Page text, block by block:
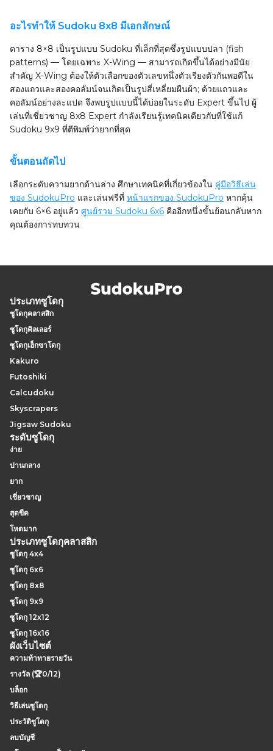
อะไรทำให้ Sudoku 8x8 มีเอกลักษณ์
ตาราง 8×8 เป็นรูปแบบ Sudoku ที่เล็กที่สุดซึ่งรูปแบบปลา (fish
patterns) — โดยเฉพาะ X-Wing — สามารถเกิดขึ้นได้อย่างมีนัย
สำคัญ X-Wing ต้องให้ตัวเลือกของตัวเลขหนึ่งตัวเรียงตัวกันพอดีใน
สองแถวและสองคอลัมน์จนเกิดเป็นรูปสี่เหลี่ยมผืนผ้า; ด้วยแถวและ
คอลัมน์อย่างละแปด จึงพบรูปแบบนี้ได้บ่อยในระดับ Expert ขึ้นไป ผู้
เล่นที่เชี่ยวชาญ 8x8 Expert กำลังเรียนรู้เทคนิคเดียวกับที่ใช้แก้
Sudoku 9x9 ที่ตีพิมพ์ว่ายากที่สุด
ขั้นตอนถัดไป
เลือกระดับความยากด้านล่าง ศึกษาเทคนิคที่เกี่ยวข้องใน คู่มือวิธีเล่น
ของ SudokuPro และเล่นฟรีที่ หน้าแรกของ SudokuPro หากคุ้น
เคยกับ 6×6 อยู่แล้ว ศูนย์รวม Sudoku 6x6 คืออีกหนึ่งขั้นย้อนกลับหาก
คุณต้องการทบทวน
ประเภทซูโดกุ
ซูโดกุคลาสสิก
ซูโดกุคิลเลอร์
ซูโดกุเฮ็กซาโดกุ
Kakuro
Futoshiki
Calcudoku
Skyscrapers
Jigsaw Sudoku
ระดับซูโดกุ
ง่าย
ปานกลาง
ยาก
เชี่ยวชาญ
สุดขีด
โหดมาก
ประเภทซูโดกุคลาสสิก
ซูโดกุ 4x4
ซูโดกุ 6x6
ซูโดกุ 8x8
ซูโดกุ 9x9
ซูโดกุ 12x12
ซูโดกุ 16x16
ผังเว็บไซต์
ความท้าทายรายวัน
รางวัล (🏆0/12)
บล็อก
วิธีเล่นซูโดกุ
ประวัติซูโดกุ
ลบบัญชี